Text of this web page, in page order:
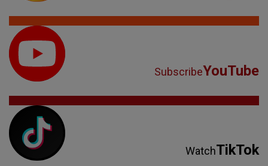
SubscribeYouTube
WatchTikTok